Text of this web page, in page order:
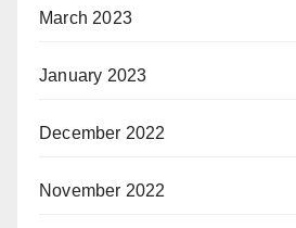
March 2023
January 2023
December 2022
November 2022